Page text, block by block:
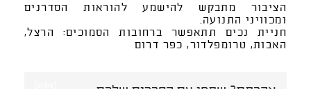
הציבור מתבקש להישמע להוראות הסדרנים
ומכוויני התנועה.
חניית נכים תתאפשר ברחובות הסמוכים: הרצל,
האבות, טרומפלדור, כפר דרום